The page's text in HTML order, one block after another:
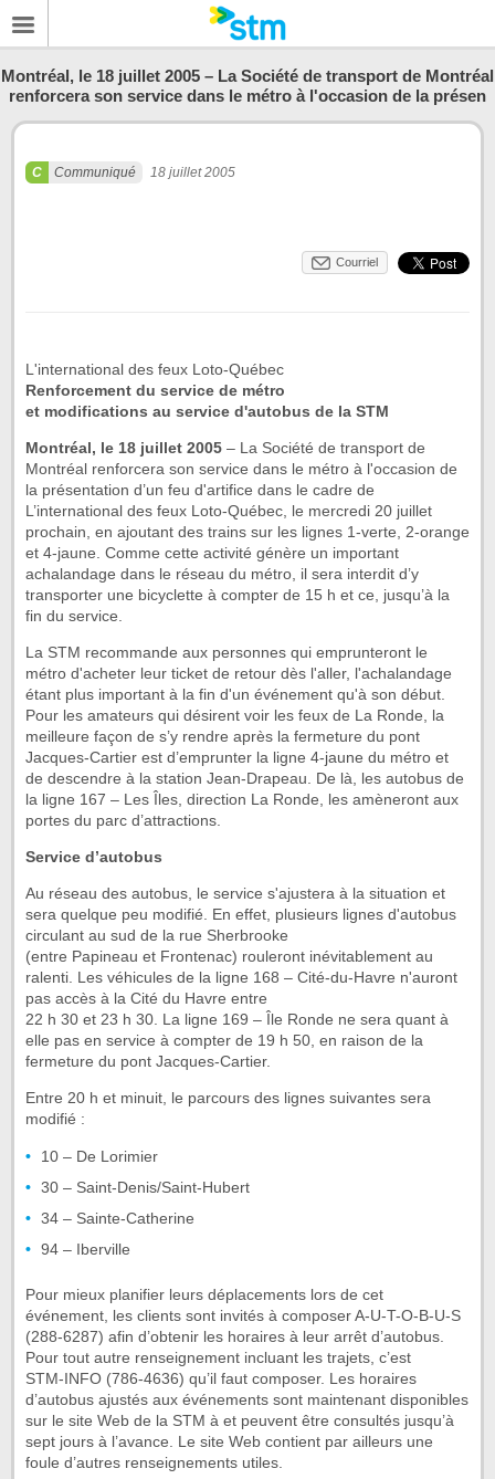
Montréal, le 18 juillet 2005 – La Société de transport de Montréal
renforcera son service dans le métro à l'occasion de la présen
Communiqué 18 juillet 2005
Courriel
L'international des feux Loto-Québec
Renforcement du service de métro
et modifications au service d'autobus de la STM
Montréal, le 18 juillet 2005 – La Société de transport de
Montréal renforcera son service dans le métro à l'occasion de
la présentation d’un feu d'artifice dans le cadre de
L’international des feux Loto-Québec, le mercredi 20 juillet
prochain, en ajoutant des trains sur les lignes 1-verte, 2-orange
et 4-jaune. Comme cette activité génère un important
achalandage dans le réseau du métro, il sera interdit d’y
transporter une bicyclette à compter de 15 h et ce, jusqu’à la
fin du service.
La STM recommande aux personnes qui emprunteront le
métro d'acheter leur ticket de retour dès l'aller, l'achalandage
étant plus important à la fin d'un événement qu'à son début.
Pour les amateurs qui désirent voir les feux de La Ronde, la
meilleure façon de s’y rendre après la fermeture du pont
Jacques-Cartier est d’emprunter la ligne 4-jaune du métro et
de descendre à la station Jean-Drapeau. De là, les autobus de
la ligne 167 – Les Îles, direction La Ronde, les amèneront aux
portes du parc d’attractions.
Service d’autobus
Au réseau des autobus, le service s'ajustera à la situation et
sera quelque peu modifié. En effet, plusieurs lignes d'autobus
circulant au sud de la rue Sherbrooke
(entre Papineau et Frontenac) rouleront inévitablement au
ralenti. Les véhicules de la ligne 168 – Cité-du-Havre n'auront
pas accès à la Cité du Havre entre
22 h 30 et 23 h 30. La ligne 169 – Île Ronde ne sera quant à
elle pas en service à compter de 19 h 50, en raison de la
fermeture du pont Jacques-Cartier.
Entre 20 h et minuit, le parcours des lignes suivantes sera
modifié :
10 – De Lorimier
30 – Saint-Denis/Saint-Hubert
34 – Sainte-Catherine
94 – Iberville
Pour mieux planifier leurs déplacements lors de cet
événement, les clients sont invités à composer A-U-T-O-B-U-S
(288-6287) afin d’obtenir les horaires à leur arrêt d’autobus.
Pour tout autre renseignement incluant les trajets, c’est
STM-INFO (786-4636) qu’il faut composer. Les horaires
d’autobus ajustés aux événements sont maintenant disponibles
sur le site Web de la STM à et peuvent être consultés jusqu’à
sept jours à l’avance. Le site Web contient par ailleurs une
foule d’autres renseignements utiles.